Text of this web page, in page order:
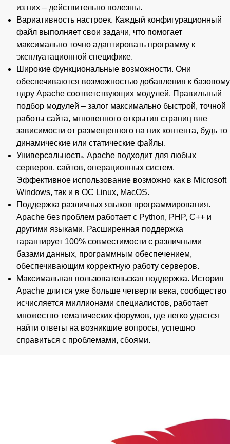
из них – действительно полезны.
Вариативность настроек. Каждый конфигурационный
файл выполняет свои задачи, что помогает
максимально точно адаптировать программу к
эксплуатационной специфике.
Широкие функциональные возможности. Они
обеспечиваются возможностью добавления к базовому
ядру Apache соответствующих модулей. Правильный
подбор модулей – залог максимально быстрой, точной
работы сайта, мгновенного открытия страниц вне
зависимости от размещенного на них контента, будь то
динамические или статические файлы.
Универсальность. Apache подходит для любых
серверов, сайтов, операционных систем.
Эффективное использование возможно как в Microsoft
Windows, так и в ОС Linux, MacOS.
Поддержка различных языков программирования.
Apache без проблем работает с Python, PHP, C++ и
другими языками. Расширенная поддержка
гарантирует 100% совместимости с различными
базами данных, программным обеспечением,
обеспечивающим корректную работу серверов.
Максимальная пользовательская поддержка. История
Apache длится уже больше четверти века, сообщество
исчисляется миллионами специалистов, работает
множество тематических форумов, где легко удастся
найти ответы на возникшие вопросы, успешно
справиться с проблемами, сбоями.